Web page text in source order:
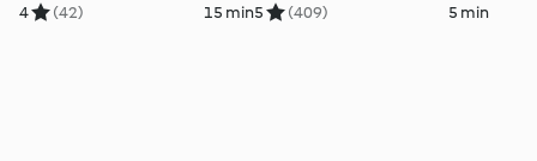
4 (42) 15 min5 (409) 5 min